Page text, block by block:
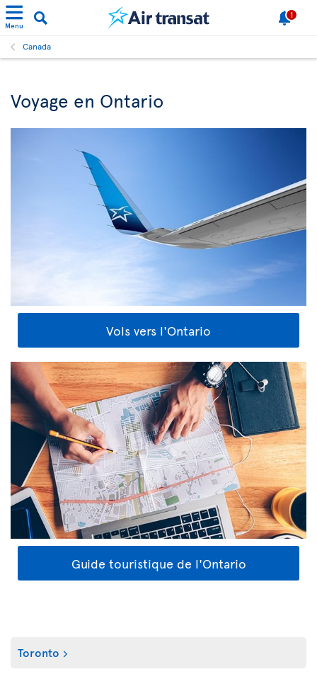
Menu
1
Canada
Voyage en Ontario
Vols vers l'Ontario
Guide touristique de l'Ontario
Toronto